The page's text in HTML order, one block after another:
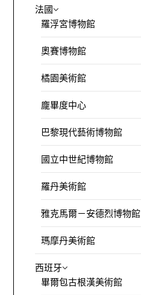
法國
羅浮宮博物館
奧賽博物館
橘園美術館
龐畢度中心
巴黎現代藝術博物館
國立中世紀博物館
羅丹美術館
雅克馬爾－安德烈博物館
瑪摩丹美術館
西班牙
畢爾包古根漢美術館